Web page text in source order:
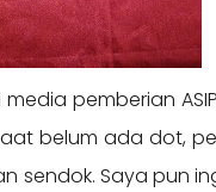
pemberian
belum ada dot,
sendok. Saya pun